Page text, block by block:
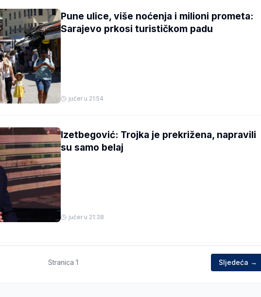
Pune ulice, više noćenja i milioni prometa:
Sarajevo prkosi turističkom padu
jučer u 21:54
Izetbegović: Trojka je prekrižena, napravili
su samo belaj
jučer u 21:38
Stranica 1 Sljedeća →